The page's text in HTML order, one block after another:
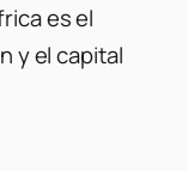
es el
y el capital